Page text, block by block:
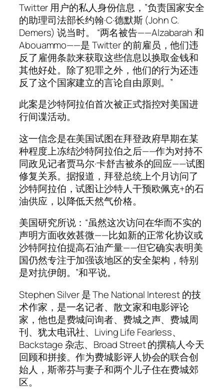
Twitter 用户的私人身份信息，”负责国家安全
的助理司法部长约翰·C·德默斯 (John C.
Demers) 说当时。 “两名被告——Alzabarah 和
Abouammo——是 Twitter 的前雇员，他们违
反了雇佣条款来获取这些信息以换取金钱和
其他好处。除了犯罪之外，他们的行为还违
反了这个国家建立的言论自由原则。”
此案是沙特阿拉伯首次被正式指控对美国进
行间谍活动。
这一信念是在美国试图在拜登政府早期在某
种程度上冻结沙特阿拉伯之后——作为对持不
同政见记者贾马尔·卡舒吉被杀的回应——试图
修复关系。据报道，拜登总统上个月访问了
沙特阿拉伯，试图让沙特人干预欧佩克+的石
油供应，以降低天然气价格。
美国研究所说：“虽然这次访问在华而不实的
声明方面收效甚微——比如新的正常化协议或
沙特阿拉伯提高石油产量——但它确实表明美
国仍然专注于加强该地区的安全架构，特别
是对抗伊朗。”和平说。
Stephen Silver 是 The National Interest 的技
术作家，是一名记者、散文家和电影评论
家，他也是费城问询者、费城之声、费城周
刊、犹太电讯社、Living Life Fearless、
Backstage 杂志、Broad Street 的撰稿人今天
回顾和拼接。作为费城影评人协会的联合创
始人，斯蒂芬与妻子和两个儿子住在费城郊
区。